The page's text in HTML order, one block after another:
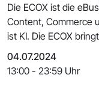
Die ECOX ist die
Content, Commerce
ist KI. Die ECOX
04.07.2024
13:00 - 23:59 Uhr